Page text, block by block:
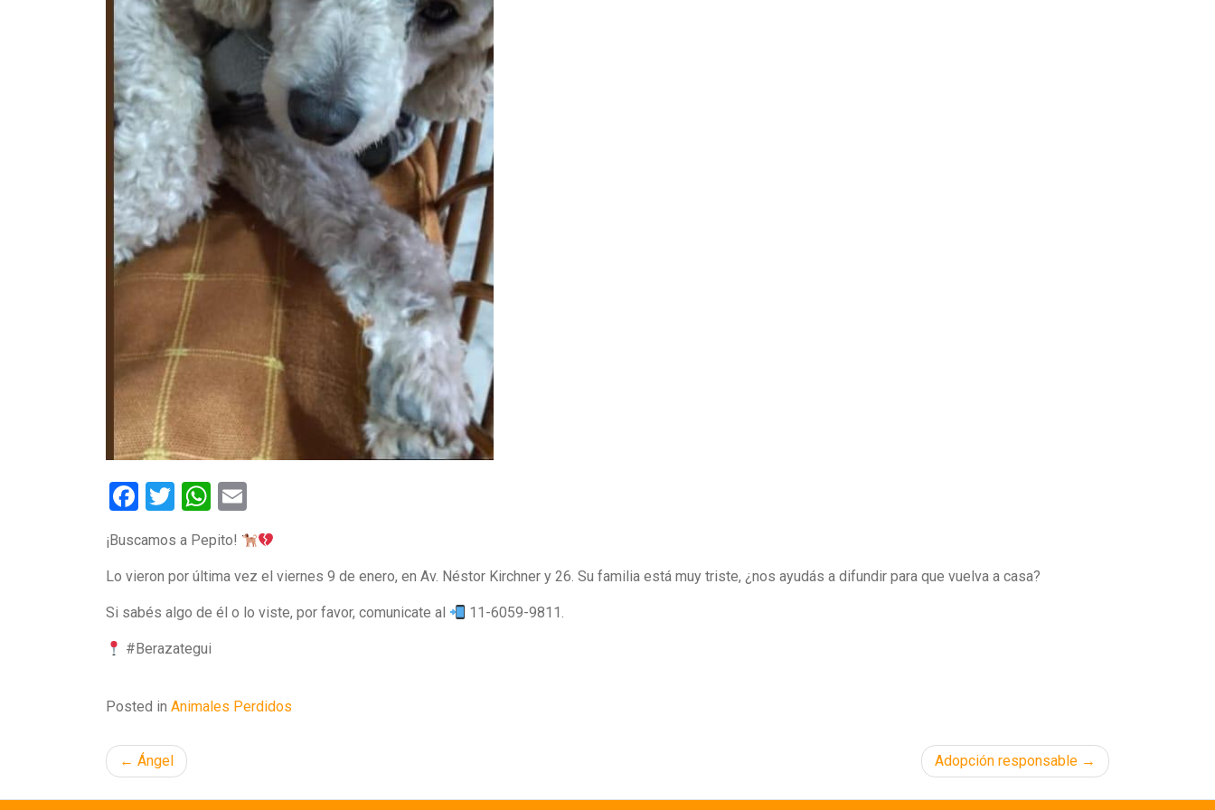
Facebook
TwitterWhatsApp
¡Buscamos a Pepito!
Lo vieron por última vez el viernes 9 de enero, en Av. Néstor Kirchner y 26. Su familia está muy triste, ¿nos ayudás a difundir para que vuelva a casa?
Si sabés algo de él o lo viste, por favor, comunicate al 11-6059-9811.
#Berazategui
Posted in Animales Perdidos
Navegación
de
Ángel Adopción responsable